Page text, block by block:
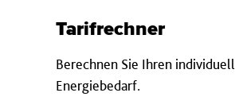
Tarifrechner
Berechnen Sie Ihren
Energiebedarf.